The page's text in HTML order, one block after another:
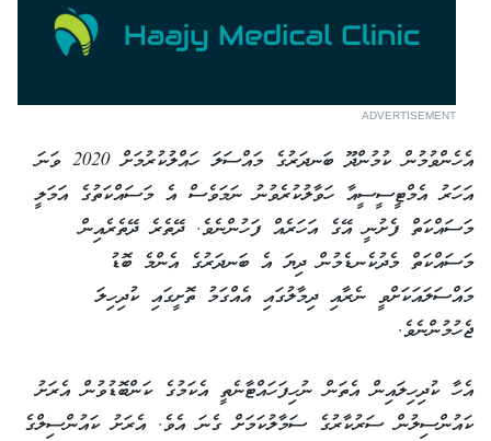
ADVERTISEMENT
އެހެންވުމުން ކުމުންދޫ ބަނދަރުގެ މައްސަލަ ހައްލުކުރުމަށް 2020 ވަނަ
އަހަރު އެމްޓީސީސީއާ ހަވާލުކުރެވުނު ނަމަވެސް އެ މަސައްކަތުގެ އަމަލީ
މަސައްކަތް ފެށުނީ އޭގެ އަހަރެއް ފަހުންނެވެ. ދޭތެރެ ދޭތެރެއިން
މަސައްކަތް މެދުކެނޑެމުން ދިޔަ އެ ބަނދަރުގެ އެންމެ ބޮޑު
މައްސަލައަކަށްވީ ނެރާއި ދިމާލުގައި އެއްގަމު ތޮށީގައި ކުދިހިލަ
ޖެހުމުންނެވެ.
އެހާ ކުދިހިލައިން އެތަން ނުހިފަހައްޓާނެތީ އެކަމުގެ ކަންބޮޑުވުން އެރަށު
ކައުންސިލުން ސަރުކާރުގެ ސަމާލުކަމަށް ގެނަ އެވެ. އެރަށު ކައުންސިލްގެ